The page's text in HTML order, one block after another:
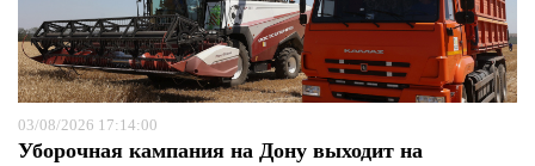
03/08/2026 17:14:00
Уборочная кампания на Дону выходит на